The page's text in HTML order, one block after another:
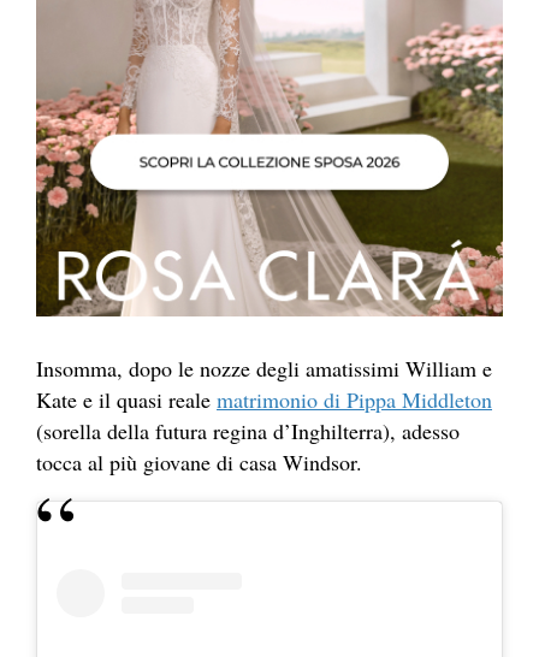
Insomma, dopo le nozze degli amatissimi William e
Kate e il quasi reale matrimonio di Pippa Middleton
(sorella della futura regina d’Inghilterra), adesso
tocca al più giovane di casa Windsor.